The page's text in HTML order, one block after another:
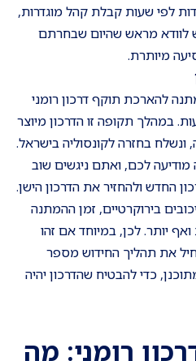
לפי שעות קבלת קהל מוגדרות,
לוודא מראש שהיום שבחרתם
מיותרת.
להארכת תוקף דרכון רומני
במהלך תקופה זו הדרכון מיוצר
ונשלח בחזרה לקונסוליה בישראל.
מודיעה לכם, ואתם ניגשים שוב
החדש ולהחזיר את הדרכון הישן.
בירוקרטיים, זמן ההמתנה
יותר. לכן, במיוחד אם זהו
את תהליך החידוש מספר
כדי להבטיח שהדרכון יהיה
רומני: מה